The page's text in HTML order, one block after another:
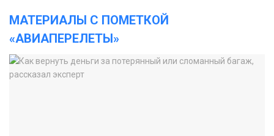
МАТЕРИАЛЫ С ПОМЕТКОЙ
«АВИАПЕРЕЛЕТЫ»